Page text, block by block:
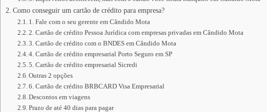
Como conseguir um cartão de crédito para empresa?
1. Fale com o seu gerente em Cândido Mota
2. Cartão de crédito Pessoa Jurídica com empresas privadas em Cândido Mota
3. Cartão de crédito com o BNDES em Cândido Mota
4. Cartão de crédito empresarial Porto Seguro em SP
5. Cartão de crédito empresarial Sicredi
Outras 2 opções
6. Cartão de crédito BRBCARD Visa Empresarial
Descontos em viagens
Prazo de até 40 dias para pagar